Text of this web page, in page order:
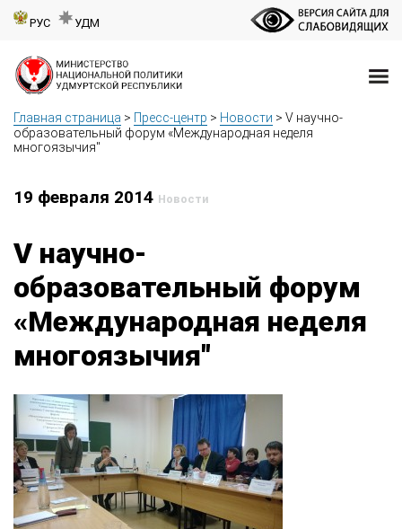
РУС УДМ
Главная страница > Пресс-центр > Новости > V научно-
образовательный форум «Международная неделя
многоязычия"
19 февраля 2014 Новости
V научно-
образовательный форум
«Международная неделя
многоязычия"